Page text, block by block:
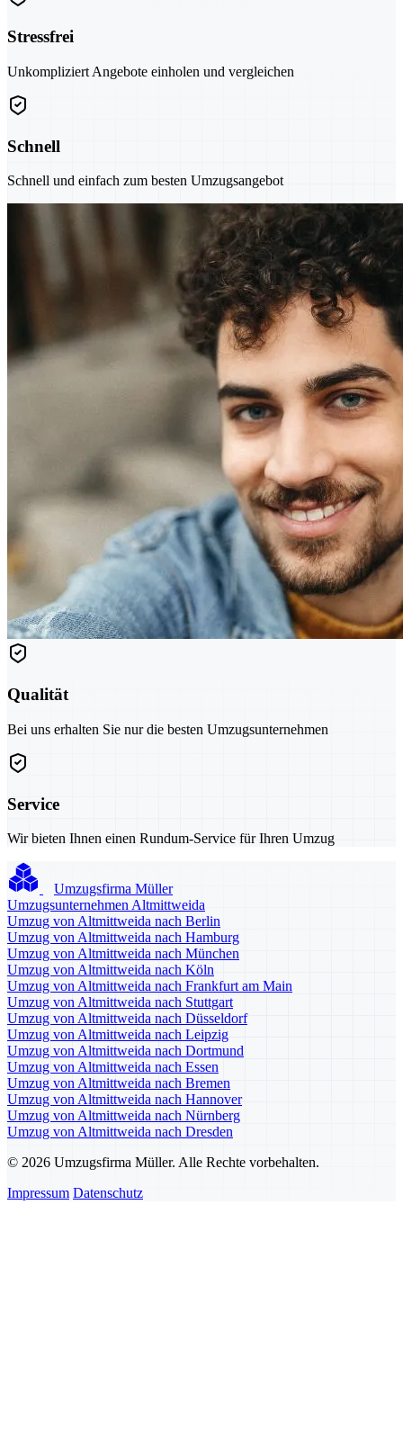
Stressfrei
Unkompliziert Angebote einholen und vergleichen
Schnell
Schnell und einfach zum besten Umzugsangebot
Qualität
Bei uns erhalten Sie nur die besten Umzugsunternehmen
Service
Wir bieten Ihnen einen Rundum-Service für Ihren Umzug
Umzugsfirma Müller
Umzugsunternehmen Altmittweida
Umzug von Altmittweida nach Berlin
Umzug von Altmittweida nach Hamburg
Umzug von Altmittweida nach München
Umzug von Altmittweida nach Köln
Umzug von Altmittweida nach Frankfurt am Main
Umzug von Altmittweida nach Stuttgart
Umzug von Altmittweida nach Düsseldorf
Umzug von Altmittweida nach Leipzig
Umzug von Altmittweida nach Dortmund
Umzug von Altmittweida nach Essen
Umzug von Altmittweida nach Bremen
Umzug von Altmittweida nach Hannover
Umzug von Altmittweida nach Nürnberg
Umzug von Altmittweida nach Dresden
© 2026 Umzugsfirma Müller. Alle Rechte vorbehalten.
Impressum Datenschutz